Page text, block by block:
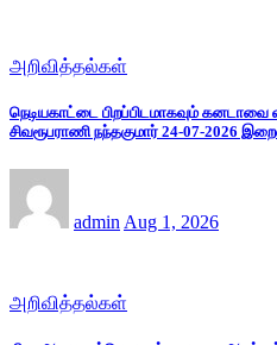
அறிவித்தல்கள்
நெடியகாட்டை பிறப்பிடமாகவும் கனடாவை
சிவரூபராணி நந்தகுமார் 24-07-2026
admin Aug 1, 2026
அறிவித்தல்கள்